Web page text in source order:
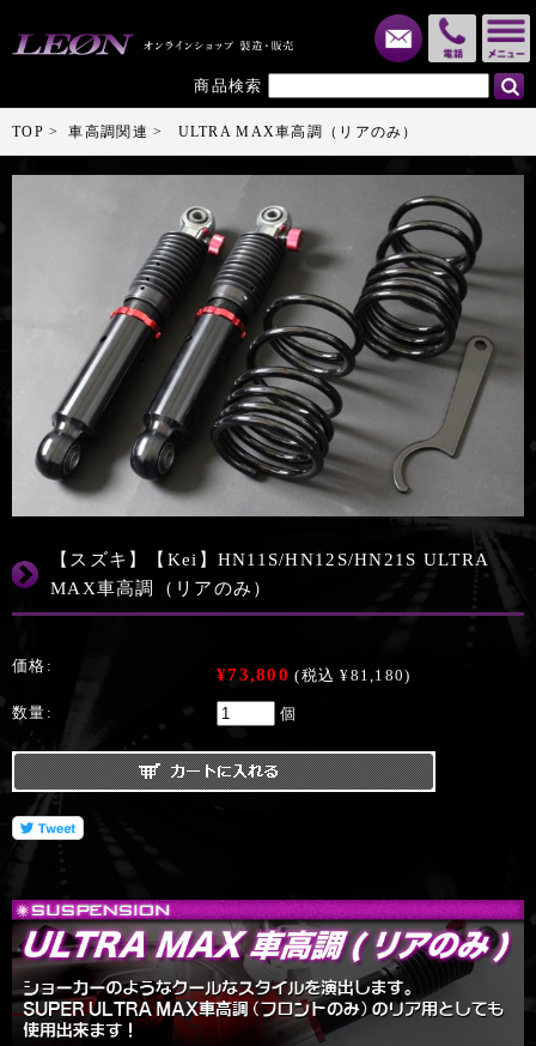
電話
メール
商品検索
TOP 車高調関連 ULTRA MAX車高調（リアのみ）
【スズキ】【Kei】HN11S/HN12S/HN21S ULTRA
MAX車高調（リアのみ）
価格: ¥73,800 (税込 ¥81,180)
数量: 個